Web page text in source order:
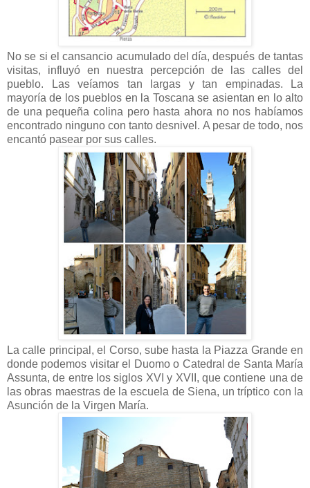
No se si el cansancio acumulado del día, después de tantas
visitas, influyó en nuestra percepción de las calles del
pueblo. Las veíamos tan largas y tan empinadas. La
mayoría de los pueblos en la Toscana se asientan en lo alto
de una pequeña colina pero hasta ahora no nos habíamos
encontrado ninguno con tanto desnivel. A pesar de todo, nos
encantó pasear por sus calles.
La calle principal, el Corso, sube hasta la Piazza Grande en
donde podemos visitar el Duomo o Catedral de Santa María
Assunta, de entre los siglos XVI y XVII, que contiene una de
las obras maestras de la escuela de Siena, un tríptico con la
Asunción de la Virgen María.